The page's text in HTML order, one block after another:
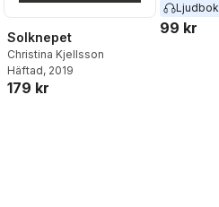
Solknepet
Christina Kjellsson
Häftad, 2019
179 kr
Ljudbok
99 kr